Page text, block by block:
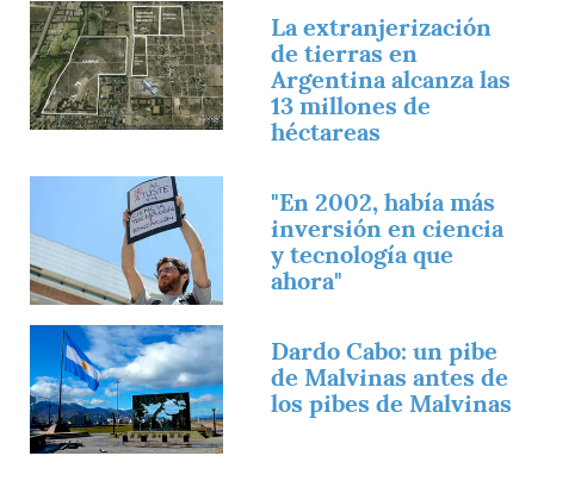
Imagen
La extranjerización
de tierras en
Argentina alcanza las
13 millones de
héctareas
"En 2002, había más
inversión en ciencia
y tecnología que
ahora"
Imagen
Dardo Cabo: un pibe
de Malvinas antes de
los pibes de Malvinas